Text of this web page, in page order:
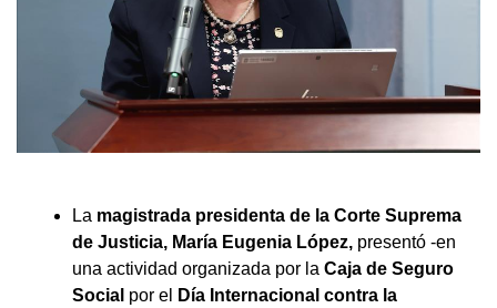
La magistrada presidenta de la Corte Suprema
de Justicia, María Eugenia López, presentó -en
una actividad organizada por la Caja de Seguro
Social por el
Día Internacional contra la